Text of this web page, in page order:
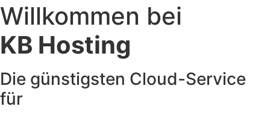
Willkommen bei
KB Hosting
Die günstigsten Cloud-Service
für